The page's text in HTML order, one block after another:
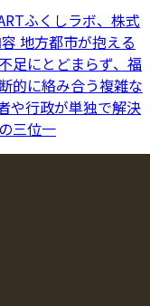
ふくしラボ、株式
地方都市が抱える
足にとどまらず、福
的に絡み合う複雑な
や行政が単独で解決
三位一